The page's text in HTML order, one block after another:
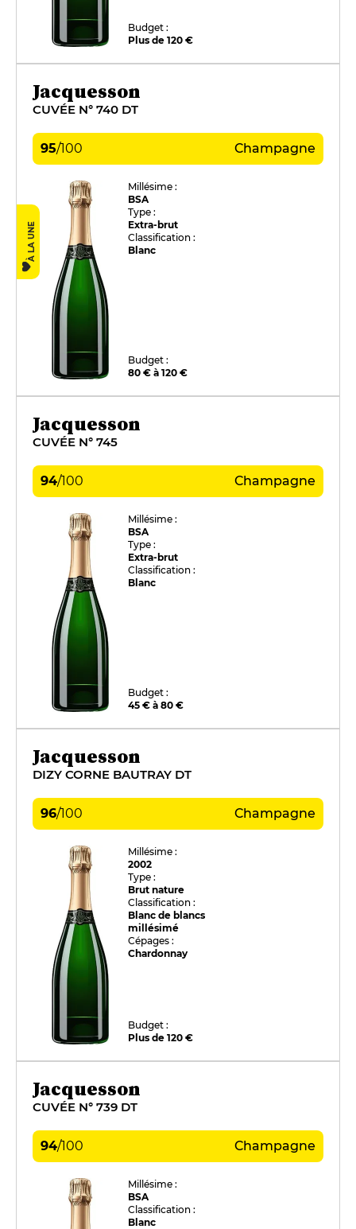
Budget :
Plus de 120 €
Jacquesson
CUVÉE N° 740 DT
95/100 Champagne
À LA UNE
Millésime :
BSA
Type :
Extra-brut
Classification :
Blanc
Budget :
80 € à 120 €
Jacquesson
CUVÉE N° 745
94/100 Champagne
Millésime :
BSA
Type :
Extra-brut
Classification :
Blanc
Budget :
45 € à 80 €
Jacquesson
DIZY CORNE BAUTRAY DT
96/100 Champagne
Millésime :
2002
Type :
Brut nature
Classification :
Blanc de blancs
millésimé
Cépages :
Chardonnay
Budget :
Plus de 120 €
Jacquesson
CUVÉE N° 739 DT
94/100 Champagne
Millésime :
BSA
Classification :
Blanc